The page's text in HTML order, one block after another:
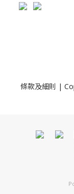
條款及細則 |